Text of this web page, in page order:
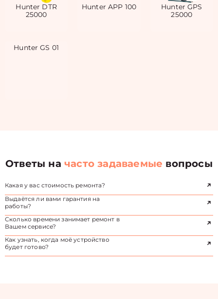
Hunter DTR
25000
Hunter APP 100
Hunter GPS
25000
Hunter GS 01
Ответы начасто задаваемые вопросы
Какая у вас стоимость ремонта?
Выдаётся ли вами гарантия на
работы?
Сколько времени занимает ремонт в
Вашем сервисе?
Как узнать, когда моё устройство
будет готово?